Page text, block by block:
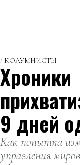
КОЛУМНИСТЫ
Хроники
9 дней
Как попытка
управления